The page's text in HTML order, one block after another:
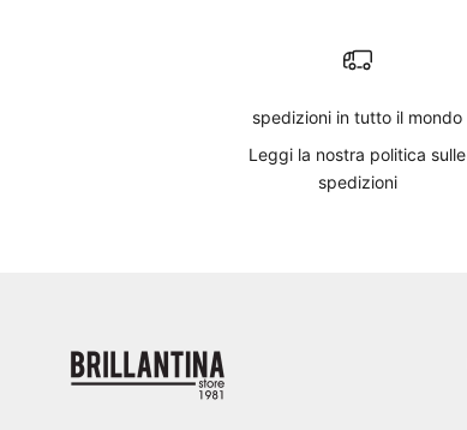
spedizioni in tutto il mondo
Leggi la nostra politica sulle
spedizioni